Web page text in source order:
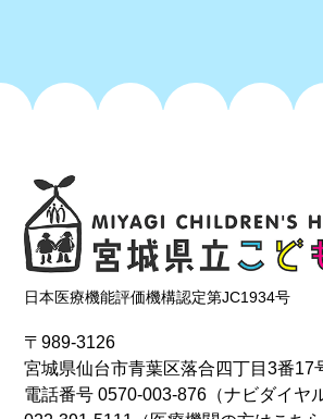
日本医療機能評価機構認定第JC1934号
〒989-3126
宮城県仙台市青葉区落合四丁目3番17
電話番号0570-003-876 （ナビダイ